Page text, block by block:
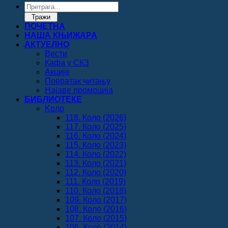
Products
search
Тражи
ПОЧЕТНА
НАША КЊИЖАРА
АКТУЕЛНО
Вести
Кафа у СКЗ
Акције
Повратак читању
Најаве промоција
БИБЛИОТЕКЕ
Koло
118. Коло (2026)
117. Коло (2025)
116. Коло (2024)
115. Коло (2023)
114. Коло (2022)
113. Коло (2021)
112. Коло (2020)
111. Коло (2019)
110. Коло (2018)
109. Коло (2017)
108. Коло (2016)
107. Коло (2015)